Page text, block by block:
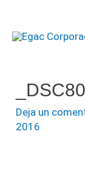
Deja un
2016